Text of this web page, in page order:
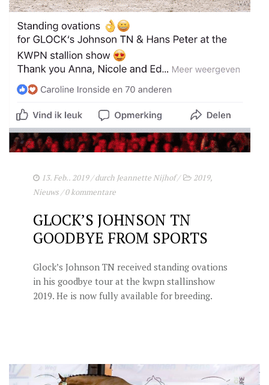
TEAM NIJHOF MARKET
AKTUELLES
KONTAKT
13. Feb.. 2019/ durch Jeannette Nijhof/ 2019,
Nieuws/0 kommentare
GLOCK’S JOHNSON TN
GOODBYE FROM SPORTS
Glock’s Johnson TN received standing ovations
in his goodbye tour at the kwpn stallinshow
2019. He is now fully available for breeding.